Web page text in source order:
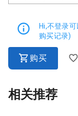
Hi,不登录
购买记录)
购买
相关推荐